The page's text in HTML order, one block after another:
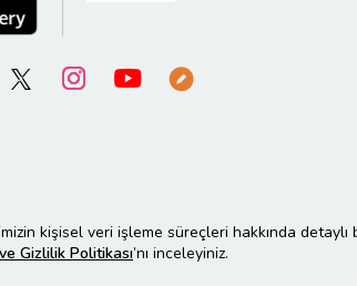
kişisel veri işleme süreçleri hakkında
Gizlilik Politikası’nı inceleyiniz.